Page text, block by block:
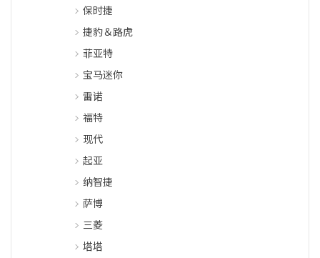
保时捷
捷豹＆路虎
菲亚特
宝马迷你
雷诺
福特
现代
起亚
纳智捷
萨博
三菱
塔塔